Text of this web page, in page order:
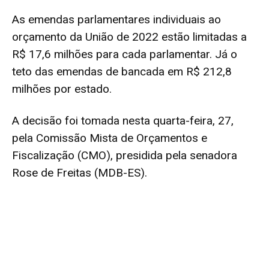
As emendas parlamentares individuais ao
orçamento da União de 2022 estão limitadas a
R$ 17,6 milhões para cada parlamentar. Já o
teto das emendas de bancada em R$ 212,8
milhões por estado.
A decisão foi tomada nesta quarta-feira, 27,
pela Comissão Mista de Orçamentos e
Fiscalização (CMO), presidida pela senadora
Rose de Freitas (MDB-ES).